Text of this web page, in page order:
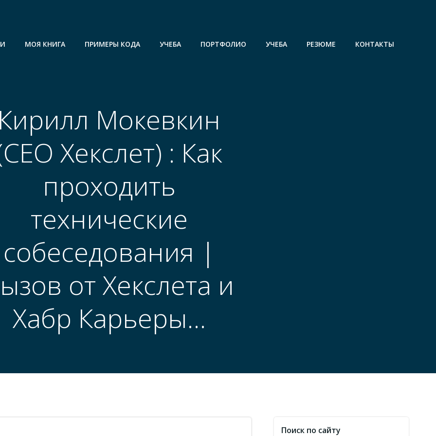
МОЯ КНИГА ПРИМЕРЫ КОДА УЧЕБА ПОРТФОЛИО УЧЕБА РЕЗЮМЕ КОНТАКТЫ
Мокевкин
Хекслет) : Как
проходить
технические
собеседования |
от Хекслета и
Хабр Карьеры…
Поиск по сайту